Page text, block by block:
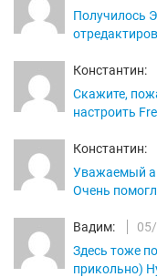
Получилось
Константин:
Скажите,
настроить
Константин:
Уважаемый
Очень
Вадим:
Здесь тоже
прикольно)